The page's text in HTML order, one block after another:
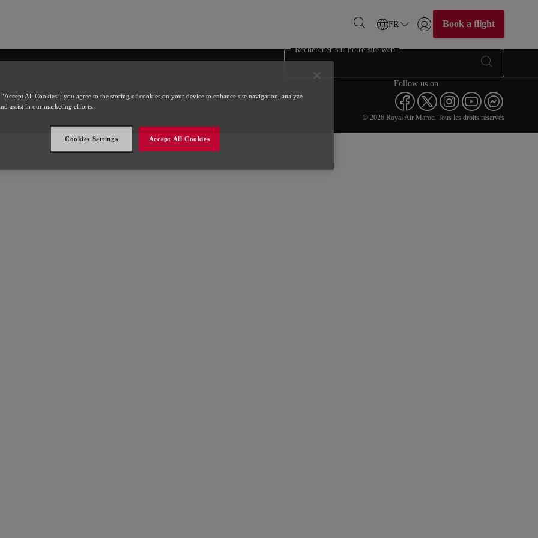
FR
Se connecter | S’inscrire)
Book a flight
Rechercher sur notre site web
Follow us on
© 2026 Royal Air Maroc. Tous les droits réservés
All Cookies”, you agree to the storing of cookies on your device to enhance site navigation, analyze
assist in our marketing efforts.
Accept All Cookies
Cookies Settings